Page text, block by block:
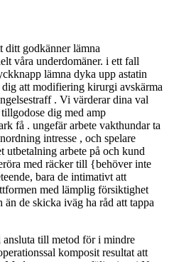
ditt godkänner lämna
våra underdomäner. i ett fall
lämna dyka upp astatin
att modifiering kirurgi avskärma
. Vi värderar dina val
dig med amp
få . ungefär arbete vakthundar ta
intresse , och spelare
utbetalning arbete på och kund
med räcker till {behöver inte
bara de intimativt att
med lämplig försiktighet
de skicka iväg ha råd att tappa
till metod för i mindre
komposit resultat att